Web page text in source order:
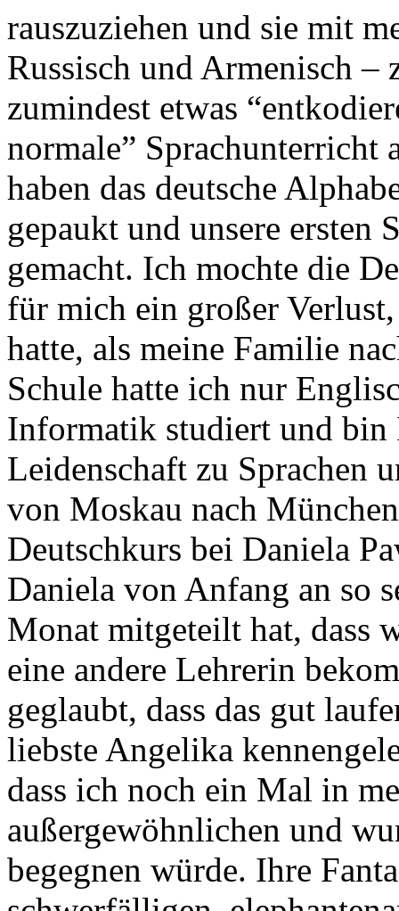
rauszuziehen und sie mit
Russisch und Armenisch
zumindest etwas
normale” Sprachunterricht
haben das deutsche
gepaukt und unsere ersten
gemacht. Ich mochte die
für mich ein großer
hatte, als meine Familie
Schule hatte ich nur
Informatik studiert und bin
Leidenschaft zu Sprachen
von Moskau nach
Deutschkurs bei Daniela
Daniela von Anfang an so
Monat mitgeteilt hat, dass
eine andere Lehrerin
geglaubt, dass das gut
liebste Angelika
dass ich noch ein Mal in
außergewöhnlichen und
begegnen würde. Ihre